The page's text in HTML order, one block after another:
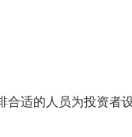
合适的人员为投资者